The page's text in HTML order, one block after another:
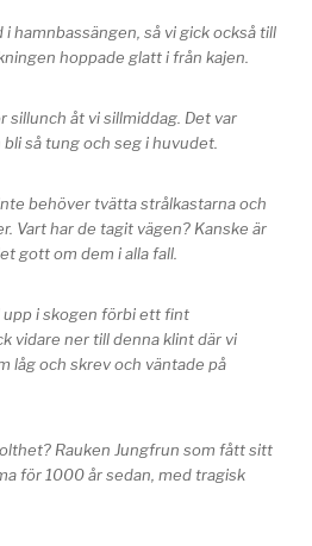
i hamnbassängen, så vi gick också till
hoppade glatt i från kajen.
sillunch åt vi sillmiddag. Det var
så tung och seg i huvudet.
behöver tvätta strålkastarna och
Vart har de tagit vägen? Kanske är
gott om dem i alla fall.
upp i skogen förbi ett fint
vidare ner till denna klint där vi
låg och skrev och väntade på
Rauken Jungfrun som fått sitt
för 1000 år sedan, med tragisk